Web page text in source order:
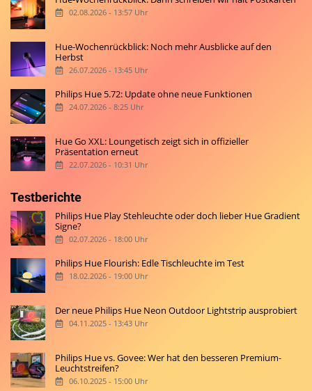
02.08.2026 - 13:57 Uhr
Hue-Wochenrückblick: Noch mehr Ausblicke auf den
Herbst
26.07.2026 - 13:45 Uhr
Philips Hue 5.72: Update ohne neue Funktionen
24.07.2026 - 8:25 Uhr
Hue Go XXL: Loungetisch zeigt sich in offizieller
Präsentation erneut
22.07.2026 - 10:31 Uhr
Testberichte
Philips Hue Play Stehleuchte oder doch lieber Hue Gradient
Signe?
02.07.2026 - 18:00 Uhr
Philips Hue Flourish: Edle Tischleuchte im Test
18.02.2026 - 19:00 Uhr
Der neue Philips Hue Neon Outdoor Lightstrip ausprobiert
04.11.2025 - 13:43 Uhr
Philips Hue vs. Govee: Wer hat den besseren Premium-
Leuchtstreifen?
06.10.2025 - 15:00 Uhr